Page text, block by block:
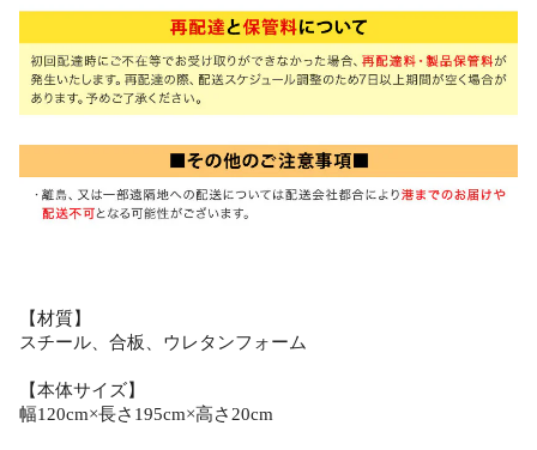
【材質】
スチール、合板、ウレタンフォーム
【本体サイズ】
幅120cm×長さ195cm×高さ20cm